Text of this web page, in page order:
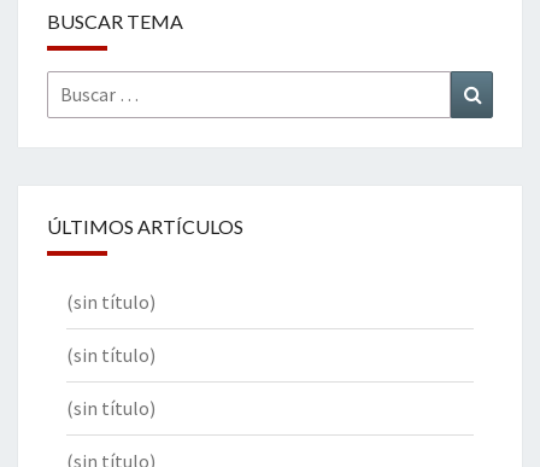
BUSCAR TEMA
Buscar
por:
ÚLTIMOS ARTÍCULOS
(sin título)
(sin título)
(sin título)
(sin título)